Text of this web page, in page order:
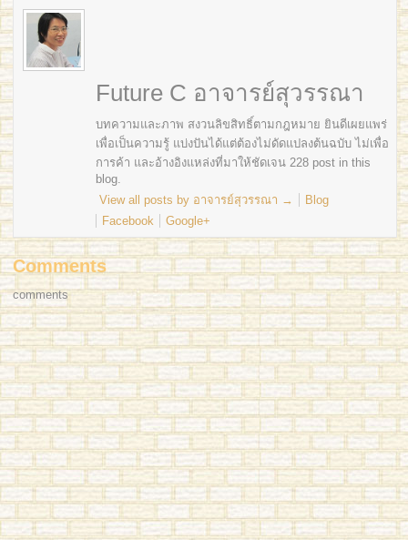
Future C อาจารย์สุวรรณา
บทความและภาพ สงวนลิขสิทธิ์ตามกฎหมาย ยินดีเผยแพร่
เพื่อเป็นความรู้ แบ่งปันได้แต่ต้องไม่ดัดแปลงต้นฉบับ ไม่เพื่อ
การค้า และอ้างอิงแหล่งที่มาให้ชัดเจน 228 post in this
blog.
View all posts by อาจารย์สุวรรณา →
Blog
Facebook
Google+
Comments
comments